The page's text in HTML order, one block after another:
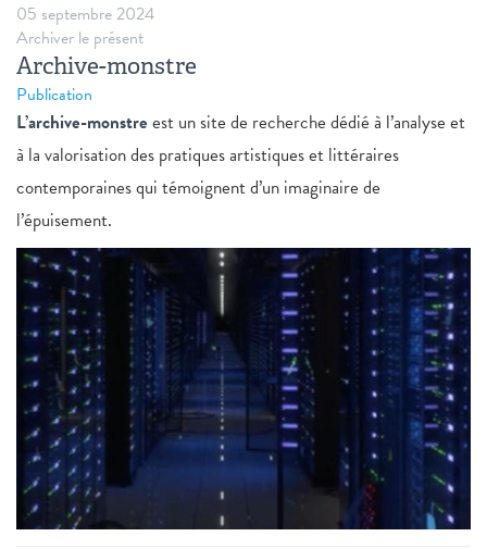
05 septembre 2024
Archiver le présent
Archive-monstre
Publication
L’archive-monstre est un site de recherche dédié à l’analyse et
à la valorisation des pratiques artistiques et littéraires
contemporaines qui témoignent d’un imaginaire de
l’épuisement.